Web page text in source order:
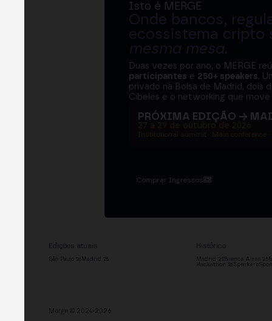
Isto é MERGE
Onde bancos,
ecossistema cripto
mesma mesa.
Duas vezes por ano, o MERGE
participantes e 250+ speakers.
privado na Bolsa de Madrid, dois
Cibeles e o networking que move
PRÓXIMA EDIÇÃO →
27 a 29 de outubro de 2026
Institutional summit · Main conference
Comprar Ingressos
Edições atuais
São Paulo '26 Madrid '26
Histórico
Madrid '25Buenos Aires '25
Hackathon '26 Speakers
Merge © 2024-2026